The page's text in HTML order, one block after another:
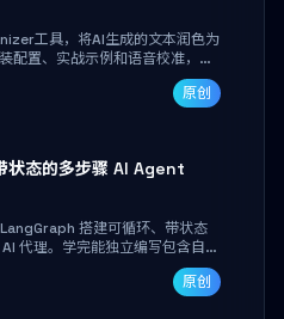
工具，将AI生成的文本润色为
配置、实战示例和语音校准，让
写作习惯，适合内容创作者和技
原创
状态的多步骤 AI Agent
搭建可循环、带状态
代理。学完能独立编写包含自动
复杂工作流，并避开递归溢出、
原创